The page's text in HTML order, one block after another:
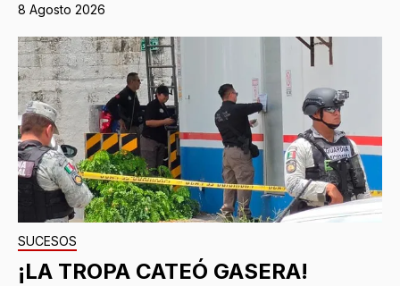
8 Agosto 2026
SUCESOS
¡LA TROPA CATEÓ GASERA!